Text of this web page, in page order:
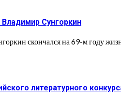
Сунгоркин
скончался на 69-м году
литературного